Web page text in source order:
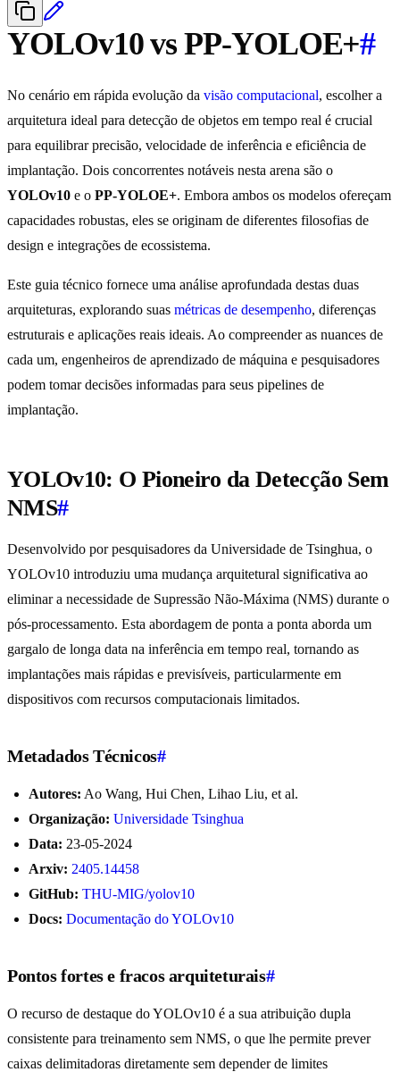
YOLOv10 vs PP-YOLOE+#
No cenário em rápida evolução da visão computacional, escolher a
arquitetura ideal para detecção de objetos em tempo real é crucial
para equilibrar precisão, velocidade de inferência e eficiência de
implantação. Dois concorrentes notáveis nesta arena são o
YOLOv10 e o PP-YOLOE+. Embora ambos os modelos ofereçam
capacidades robustas, eles se originam de diferentes filosofias de
design e integrações de ecossistema.
Este guia técnico fornece uma análise aprofundada destas duas
arquiteturas, explorando suas métricas de desempenho, diferenças
estruturais e aplicações reais ideais. Ao compreender as nuances de
cada um, engenheiros de aprendizado de máquina e pesquisadores
podem tomar decisões informadas para seus pipelines de
implantação.
YOLOv10: O Pioneiro da Detecção Sem
NMS#
Desenvolvido por pesquisadores da Universidade de Tsinghua, o
YOLOv10 introduziu uma mudança arquitetural significativa ao
eliminar a necessidade de Supressão Não-Máxima (NMS) durante o
pós-processamento. Esta abordagem de ponta a ponta aborda um
gargalo de longa data na inferência em tempo real, tornando as
implantações mais rápidas e previsíveis, particularmente em
dispositivos com recursos computacionais limitados.
Metadados Técnicos#
Autores: Ao Wang, Hui Chen, Lihao Liu, et al.
Organização: Universidade Tsinghua
Data: 23-05-2024
Arxiv: 2405.14458
GitHub: THU-MIG/yolov10
Docs: Documentação do YOLOv10
Pontos fortes e fracos arquiteturais#
O recurso de destaque do YOLOv10 é a sua atribuição dupla
consistente para treinamento sem NMS, o que lhe permite prever
caixas delimitadoras diretamente sem depender de limites